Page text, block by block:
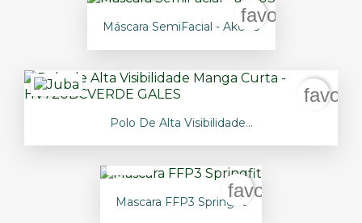
Máscara SemiFacial - Ak003
Polo De Alta Visibilidade...
Mascara FFP3 Springfit
favorite_border